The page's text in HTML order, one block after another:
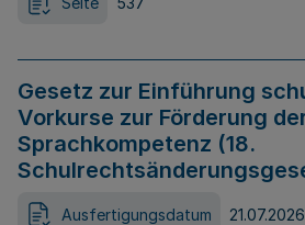
Gesetz zur Einführung
Vorkurse zur Förderung
Sprachkompetenz (18.
Ausfertigungsdatum 21.07.2026